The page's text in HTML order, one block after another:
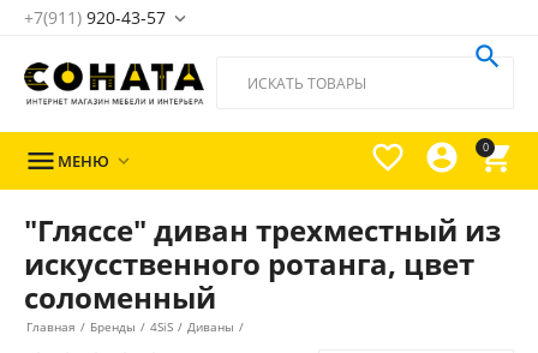
+7(911) 920-43-57 
0




 МЕНЮ 
"Гляссе" диван трехместный из
искусственного ротанга, цвет
соломенный
Главная / Бренды / 4SiS / Диваны /